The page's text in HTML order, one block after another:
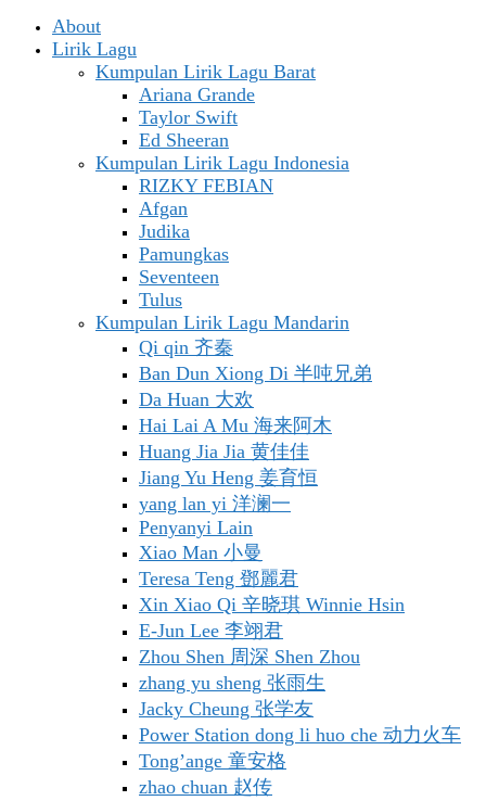
About
Lirik Lagu
Kumpulan Lirik Lagu Barat
Ariana Grande
Taylor Swift
Ed Sheeran
Kumpulan Lirik Lagu Indonesia
RIZKY FEBIAN
Afgan
Judika
Pamungkas
Seventeen
Tulus
Kumpulan Lirik Lagu Mandarin
Qi qin 齐秦
Ban Dun Xiong Di 半吨兄弟
Da Huan 大欢
Hai Lai A Mu 海来阿木
Huang Jia Jia 黄佳佳
Jiang Yu Heng 姜育恒
yang lan yi 洋澜一
Penyanyi Lain
Xiao Man 小曼
Teresa Teng 鄧麗君
Xin Xiao Qi 辛晓琪 Winnie Hsin
E-Jun Lee 李翊君
Zhou Shen 周深 Shen Zhou
zhang yu sheng 张雨生
Jacky Cheung 张学友
Power Station dong li huo che 动力火车
Tong’ange 童安格
zhao chuan 赵传